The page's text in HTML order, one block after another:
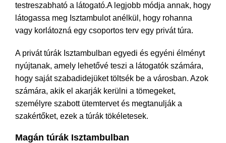
testreszabható a látogató.A legjobb módja annak, hogy
látogassa meg Isztambulot anélkül, hogy rohanna
vagy korlátozná egy csoportos terv egy privát túra.
A privát túrák Isztambulban egyedi és egyéni élményt
nyújtanak, amely lehetővé teszi a látogatók számára,
hogy saját szabadidejüket töltsék be a városban. Azok
számára, akik el akarják kerülni a tömegeket,
személyre szabott ütemtervet és megtanulják a
szakértőket, ezek a túrák tökéletesek.
Magán túrák Isztambulban